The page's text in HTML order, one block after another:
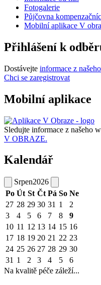
Fotogalerie
Půjčovna
Mobilní aplikace V
Přihlášení k
Dostávejte informace z
Chci se zaregistrovat
Mobilní aplikace
Sledujte informace z našeho
V OBRAZE.
Kalendář
Srpen2026
Po Út St Čt Pá So Ne
27 28 29 30 31 1
2
3
4 5 6 7 8
9
10 11 12 13 14 15 16
17 18 19 20 21 22 23
24 25 26 27 28 29 30
31 1 2 3 4 5
6
Na kvalitě péče záleží...